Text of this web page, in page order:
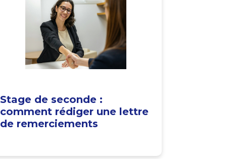
Stage de seconde :
comment rédiger une lettre
de remerciements